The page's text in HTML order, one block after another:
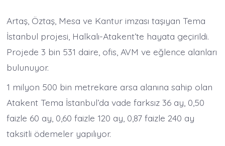
Artaş, Öztaş, Mesa ve Kantur imzası taşıyan Tema
İstanbul projesi, Halkalı-Atakent’te hayata geçirildi.
Projede 3 bin 531 daire, ofis, AVM ve eğlence alanları
bulunuyor.
1 milyon 500 bin metrekare arsa alanına sahip olan
Atakent Tema İstanbul’da vade farksız 36 ay, 0,50
faizle 60 ay, 0,60 faizle 120 ay, 0,87 faizle 240 ay
taksitli ödemeler yapılıyor.